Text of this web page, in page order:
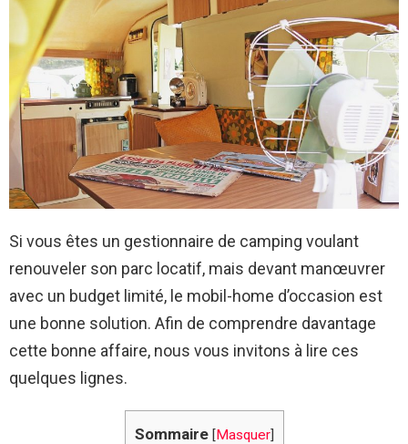
Si vous êtes un gestionnaire de camping voulant
renouveler son parc locatif, mais devant manœuvrer
avec un budget limité, le mobil-home d’occasion est
une bonne solution. Afin de comprendre davantage
cette bonne affaire, nous vous invitons à lire ces
quelques lignes.
Sommaire [Masquer]